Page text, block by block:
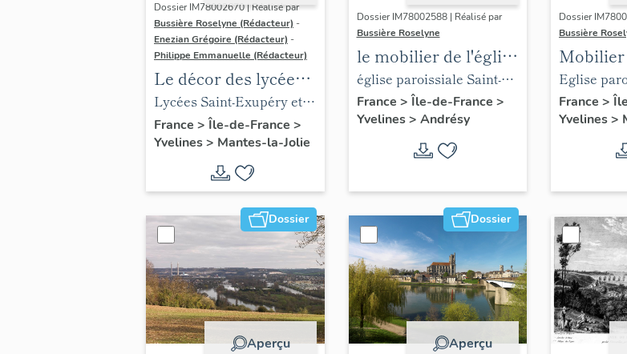
Dossier IM78002670 | Réalisé par
Bussière Roselyne (Rédacteur) -
Enezian Grégoire (Rédacteur) -
Philippe Emmanuelle (Rédacteur)
Le décor des lycées
de Mantes
Lycées Saint-Exupéry et
Jean Rostand
France > Île-de-France >
Yvelines> Mantes-la-Jolie
Dossier IM78002588 | Réalisé par
Bussière Roselyne
le mobilier de l'église
Saint-Germain-de-
Paris (liste
supplémentaire)
église paroissiale Saint-
Germain
France > Île-de-France >
Yvelines> Andrésy
Dossier
Bussière
Mobilier
Sainte-
Eglise
Anne
France >
Yvelines>
Dossier
Aperçu
Dossier
Aperçu